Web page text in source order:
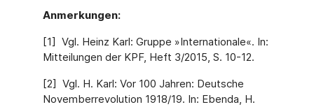
Anmerkungen:
[1] Vgl. Heinz Karl: Gruppe »Internationale«. In:
Mitteilungen der KPF, Heft 3/2015, S. 10-12.
[2] Vgl. H. Karl: Vor 100 Jahren: Deutsche
Novemberrevolution 1918/19. In: Ebenda, H.